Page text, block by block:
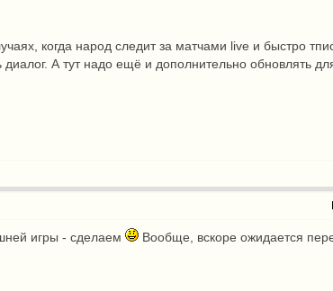
когда народ следит за матчами live и быстро
А тут надо ещё и дополнительно обновлять
игры - сделаем
Вообще, вскоре ожидается